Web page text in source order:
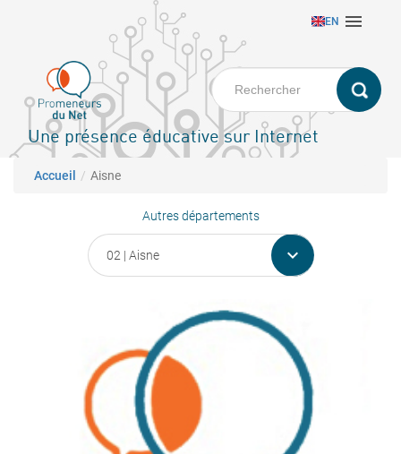
principal
EN 
Une présence éducative sur Internet
Fil d'Ariane
Accueil Aisne
Autres départements
